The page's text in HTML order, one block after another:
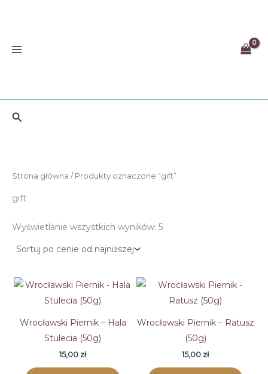
Szukaj
Strona główna / Produkty oznaczone “gift”
gift
Wyświetlanie wszystkich wyników: 5Posortowane
Wrocławski Piernik – Hala
Stulecia (50g)
15,00 zł
Wrocławski Piernik – Ratusz
(50g)
15,00 zł